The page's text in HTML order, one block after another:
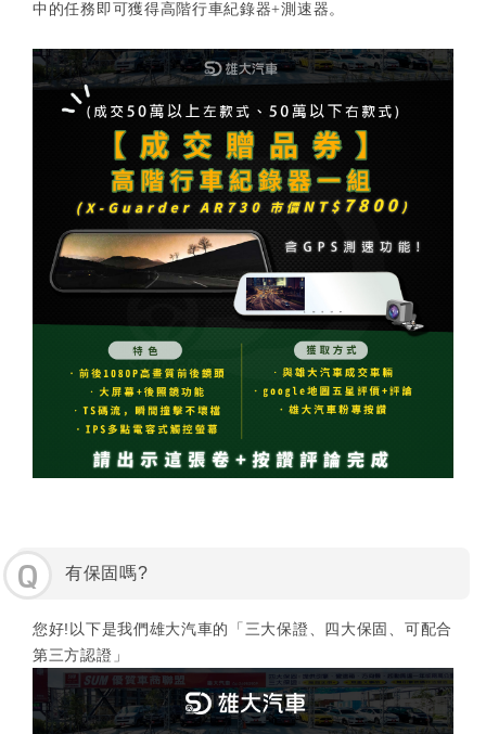
中的任務即可獲得高階行車紀錄器+測速器。
Q 有保固嗎?
您好!以下是我們雄大汽車的「三大保證、四大保固、可配合
第三方認證」